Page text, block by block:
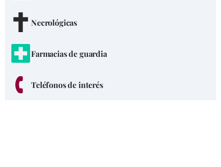
Necrológicas
Farmacias de guardia
Teléfonos de interés